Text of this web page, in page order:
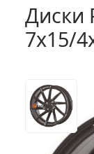
Диски
7x15/